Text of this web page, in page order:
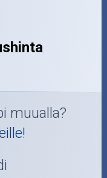
muualla?